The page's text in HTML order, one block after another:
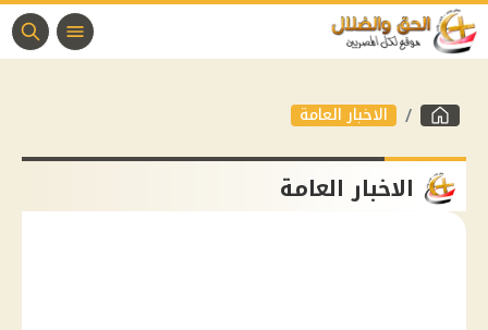
الاخبار العامة
الاخبار العامة